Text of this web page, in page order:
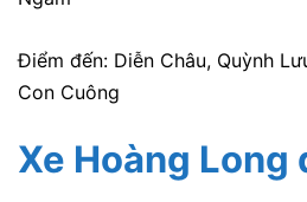
Điểm đến: Diễn Châu, Quỳnh
Con Cuông
Xe Hoàng Long